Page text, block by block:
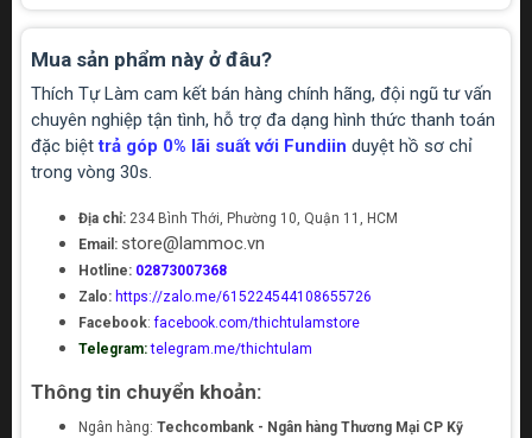
Mua sản phẩm này ở đâu?
Thích Tự Làm cam kết bán hàng chính hãng, đội ngũ tư vấn
chuyên nghiệp tận tình, hỗ trợ đa dạng hình thức thanh toán
đặc biệttrả góp 0% lãi suất với Fundiin duyệt hồ sơ chỉ
trong vòng 30s.
Địa chỉ: 234 Bình Thới, Phường 10, Quận 11, HCM
Email: store@lammoc.vn
Hotline: 02873007368
Zalo: https://zalo.me/615224544108655726
Facebook:facebook.com/thichtulamstore
Telegram: telegram.me/thichtulam
Thông tin chuyển khoản:
Ngân hàng: Techcombank - Ngân hàng Thương Mại CP Kỹ